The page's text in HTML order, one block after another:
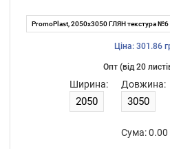
Ціна: 301.86
Опт (від 20
Ширина: Довжина:
Сума: 0.00